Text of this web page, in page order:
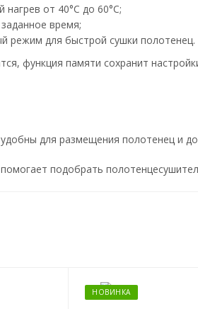
от 40°C до 60°C;
время;
режим для быстрой сушки полотенец.
функция памяти сохранит
для размещения полотенец и
помогает подобрать
НОВИНКА